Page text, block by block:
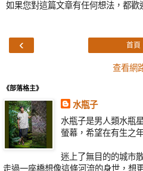
如果您對這篇文章有任何想法，都歡
‹ 首頁
查看網
《部落格主》
水瓶子
水瓶子是男人類水瓶
螢幕，希望在有生之
迷上了無目的的城市
走過一座橋想像這條河流的身世，想